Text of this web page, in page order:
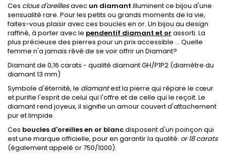
Ces clous d'oreillesavec un diamant illuminent ce bijou d'une
sensualité rare. Pour les petits ou grands moments de la vie,
faites-vous plaisir avec ces boucles en or. Un bijou au design
raffiné, à porter avec le pendentif diamant et or assorti. La
plus précieuse des pierres pour un prix accessible ... Quelle
femme n'a jamais rêvé de se voir offrir un Diamant?
Diamant de 0,16 carats - qualité diamant GH/P1P2 (diamètre du
diamant 13 mm)
Symbole d'éternité, le diamantest la pierre qui répare le cœur
et purifie l'esprit de celui qui l'offre et de celle qui le reçoit. Le
diamant rend joyeux, il signifie un amour couvert d'attachement
pur et limpide.
Ces boucles d'oreilles en or blancdisposent d'un poinçon qui
est une marque officielle, pour en garantir la qualité: or 18 carats
(également appelé or 750/1000).